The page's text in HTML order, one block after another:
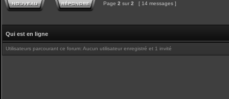
Page 2 sur 2 [ 14 messages ]
Qui est en ligne
Utilisateurs parcourant ce forum: Aucun utilisateur enregistré et 1 invité